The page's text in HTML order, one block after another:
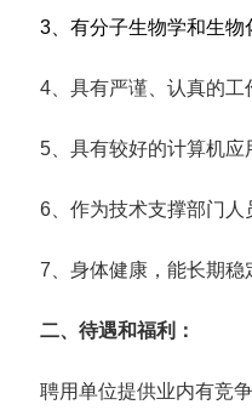
3、有分子生物学和生物
4、具有严谨、认真的工
5、具有较好的计算机应
6、作为技术支撑部门人
7、身体健康，能长期稳
二、待遇和福利：
聘用单位提供业内有竞